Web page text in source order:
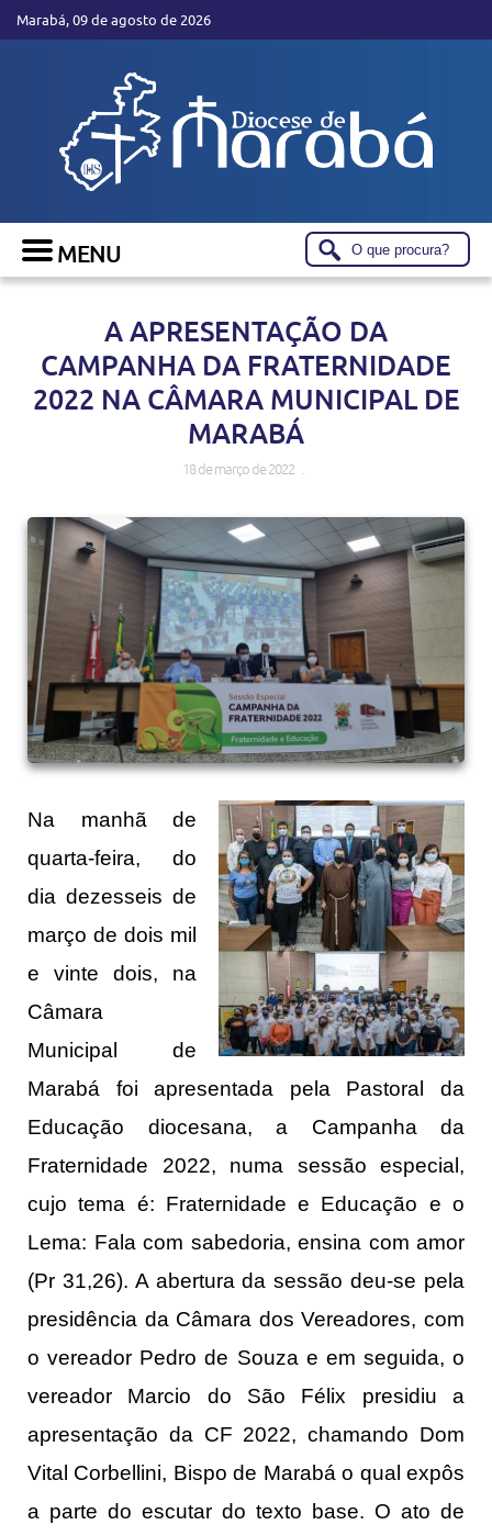
Marabá, 09 de agosto de 2026
A APRESENTAÇÃO DA
CAMPANHA DA FRATERNIDADE
2022 NA CÂMARA MUNICIPAL DE
MARABÁ
18 de março de 2022 .
Na manhã de
quarta-feira, do
dia dezesseis de
março de dois mil
e vinte dois, na
Câmara
Municipal de
Marabá foi apresentada pela Pastoral da
Educação diocesana, a Campanha da
Fraternidade 2022, numa sessão especial,
cujo tema é: Fraternidade e Educação e o
Lema: Fala com sabedoria, ensina com amor
(Pr 31,26). A abertura da sessão deu-se pela
presidência da Câmara dos Vereadores, com
o vereador Pedro de Souza e em seguida, o
vereador Marcio do São Félix presidiu a
apresentação da CF 2022, chamando Dom
Vital Corbellini, Bispo de Marabá o qual expôs
a parte do escutar do texto base. O ato de